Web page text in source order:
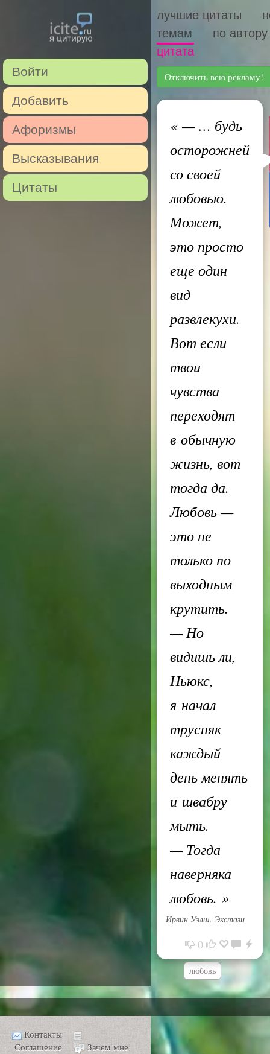
Войти
Добавить
Афоризмы
Высказывания
Цитаты
лучшие цитаты
темам
по автору
цитата
Отключить всю рекламу!
«— … будь
осторожней
со своей
любовью.
Может,
это просто
еще один
вид
развлекухи.
Вот если
твои
чувства
переходят
в обычную
жизнь, вот
тогда да.
Любовь —
это не
только по
выходным
крутить.
— Но
видишь ли,
Ньюкс,
я начал
трусняк
каждый
день менять
и швабру
мыть.
— Тогда
наверняка
любовь. »
Ирвин Уэлш. Экстази
0
любовь
Контакты
Соглашение
Зачем мне